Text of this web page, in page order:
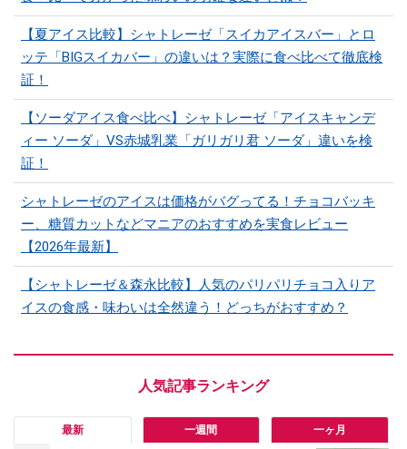
【夏アイス比較】シャトレーゼ「スイカアイスバー」とロ
ッテ「BIGスイカバー」の違いは？実際に食べ比べて徹底検
証！
【ソーダアイス食べ比べ】シャトレーゼ「アイスキャンデ
ィー ソーダ」VS赤城乳業「ガリガリ君 ソーダ」違いを検
証！
シャトレーゼのアイスは価格がバグってる！チョコバッキ
ー、糖質カットなどマニアのおすすめを実食レビュー
【2026年最新】
【シャトレーゼ＆森永比較】人気のパリパリチョコ入りア
イスの食感・味わいは全然違う！どっちがおすすめ？
最新 一週間 一ヶ月